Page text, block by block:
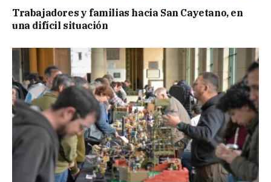
Trabajadores y familias hacia San Cayetano, en
una difícil situación